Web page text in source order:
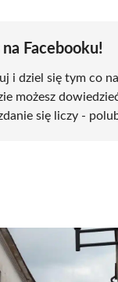
na Facebooku!
i dziel się tym co
możesz
się liczy -